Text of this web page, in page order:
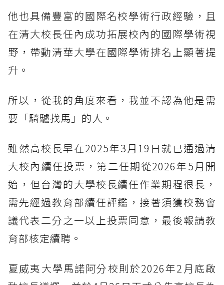
他也具備豐富的國際名校學術行政經驗，且
在清大校長任內成功拓展校內的國際學術視
野，帶動清華大學在國際學術排名上顯著提
升。
所以，從我的角度來看，我並不認為他是需
要「騎驢找馬」的人。
雖然高校長早在2025年3月19日就已通過清
大校內續任投票，第二任期從2026年5月開
始，但台灣的大學校長續任作業期程很長，
需先經過教育部續任評鑑，接著須獲校務會
議代表二分之一以上投票同意，最後報請教
育部核定續聘。
夏威夷大學馬諾阿分校則於2026年2月底啟